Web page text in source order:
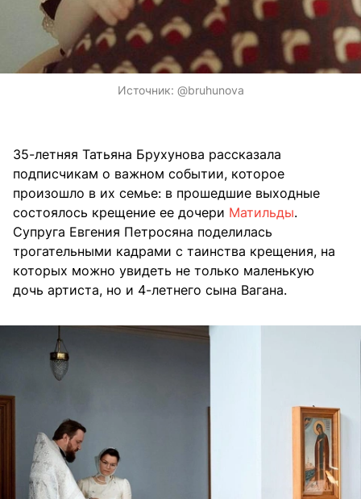
Источник: @bruhunova
35-летняя Татьяна Брухунова рассказала
подписчикам о важном событии, которое
произошло в их семье: в прошедшие выходные
состоялось крещение ее дочери Матильды.
Супруга Евгения Петросяна поделилась
трогательными кадрами с таинства крещения, на
которых можно увидеть не только маленькую
дочь артиста, но и 4-летнего сына Вагана.